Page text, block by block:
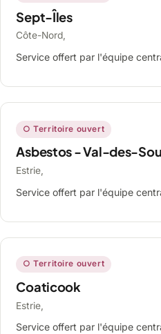
Sept-Îles
Côte-Nord,
Service offert par l'équipe
○ Territoire ouvert
Asbestos - Val-des-
Estrie,
Service offert par l'équipe
○ Territoire ouvert
Coaticook
Estrie,
Service offert par l'équipe